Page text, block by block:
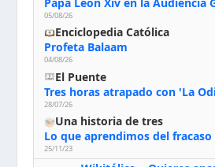
05/08/26
Enciclopedia Católica
Profeta Balaam
04/08/26
El Puente
Tres horas atrapado con 'La
28/07/26
Una historia de tres
Lo que aprendimos del
25/11/23